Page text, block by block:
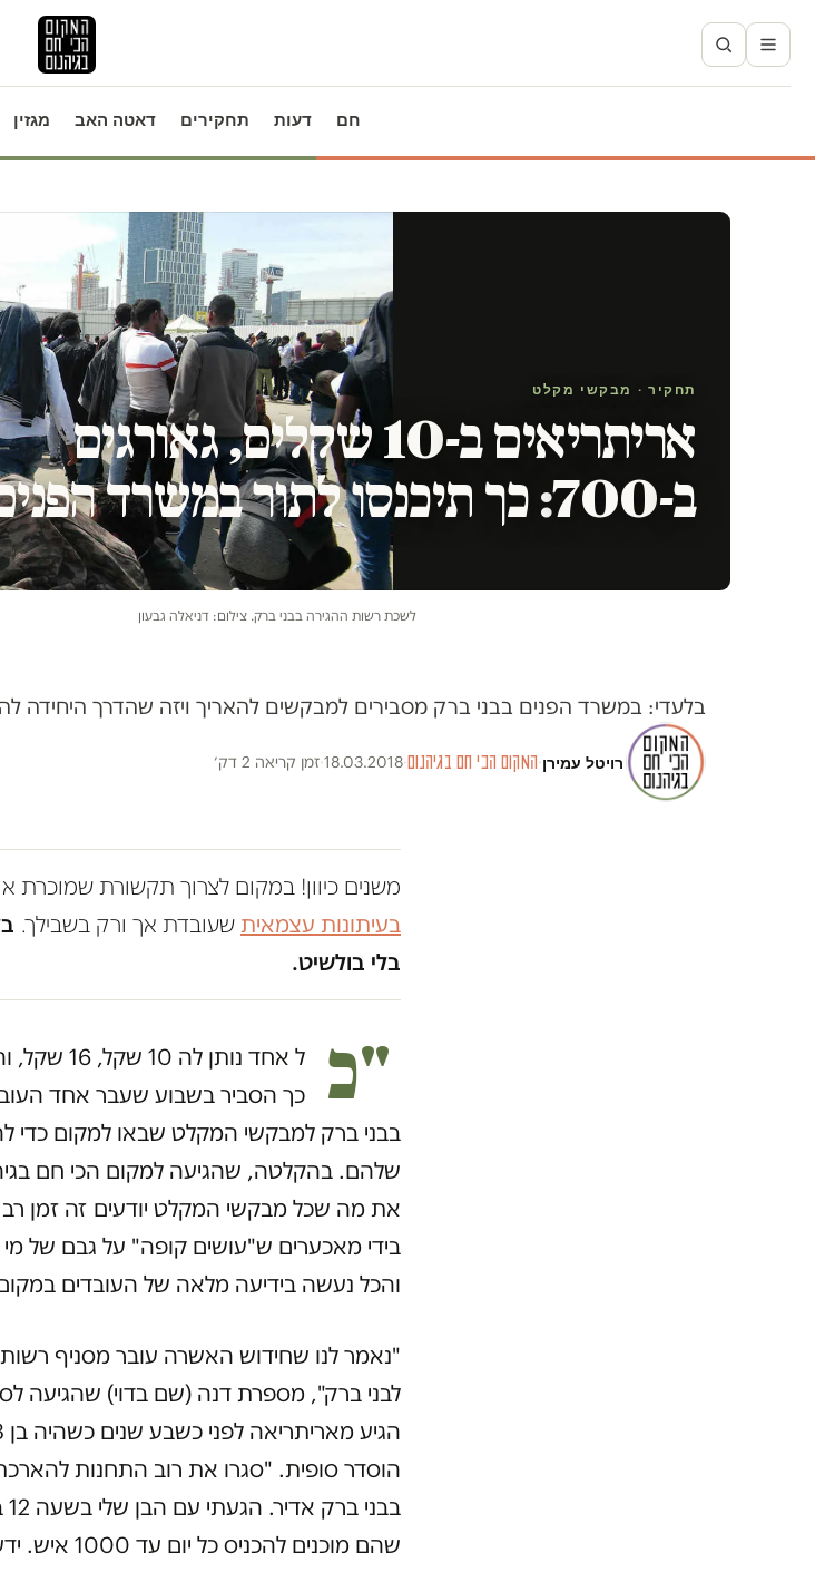
חם דעות תחקירים דאטה האב מגזין
תחקיר · מבקשי מקלט
אריתריאים ב-10 שקלים, גאורגים
ב-700: כך תיכנסו לתור במשרד הפנים
לשכת רשות ההגירה בבני ברק. צילום: דניאלה גבעון
בלעדי: במשרד הפנים בבני ברק מסבירים למבקשים להאריך ויזה שהדרך היחידה
רויטל עמירן·המקום הכי חם בגיהנום·
18.03.2018
·זמן קריאה 2 דק׳
משנים כיוון! במקום לצרוך תקשורת שמוכרת
בעיתונות עצמאית שעובדת אך ורק בשבילך.
בלי בולשיט.
"כ
ל אחד
כך הסביר בשבוע שעבר אחד
בבני ברק למבקשי המקלט שבאו למקום כדי
שלהם. בהקלטה, שהגיעה למקום הכי חם
את מה שכל מבקשי המקלט יודעים זה זמן רב
בידי מאכערים ש"עושים קופה" על גבם של
והכל נעשה בידיעה מלאה של העובדים
"נאמר לנו שחידוש האשרה עובר מסניף רשות
לבני ברק", מספרת דנה (שם בדוי) שהגיעה
הוסדר סופית. "סגרו את רוב התחנות
שהם מוכנים להכניס כל יום עד 1000 איש. ידעתי שאין לנו סיכוי".